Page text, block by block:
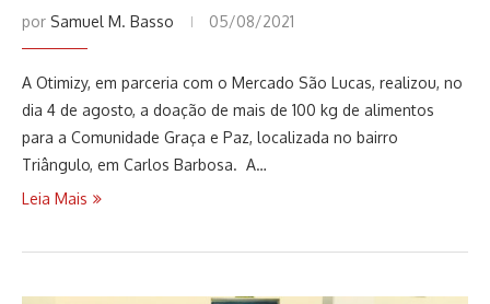
por Samuel M. Basso 05/08/2021
A Otimizy, em parceria com o Mercado São Lucas, realizou, no
dia 4 de agosto, a doação de mais de 100 kg de alimentos
para a Comunidade Graça e Paz, localizada no bairro
Triângulo, em Carlos Barbosa. A…
Leia Mais